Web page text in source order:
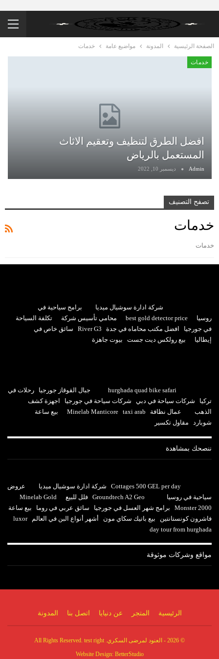
الصفحة الرئيسية المدونة مواضيع عامة خدمات
خدمات
افضل الطرق لتنظيف وتعقيم الاثاث
المستعمل بالرياض
Admin ديسمبر 10, 2022
تصفح التصنيف
خدمات
خدمات
شركة ادارة سوشيال ميديا
برامج سياحية في
روسيا
best gold detector price محامي تأسيس شركة
تكلفة السياحة
في جورجيا
افضل مكتب محاماه في جدة River G3
سائق خاص في
إيطاليا
بيع رولكس ديت جست بيوت جاهزة
hurghada quad bike safari جبال القوقاز جورجيا
رحلات في
تركيا
شركات سياحة في دبي شركات سياحة في جورجيا
اجهزة كشف
الذهب
عمال نظافة Minelab Manticore taxi arab
بيع ساعة
شوبارد
مقاول تكسير
ننصحك بمشاهدة
Cottages 500 GEL per day شركة ادارة سوشيال ميديا
عروض
سياحية في روسيا
Groundtech A2 Geo فلل للبيع
Minelab Gold
Monster 2000
برامج شهر العسل في جورجيا سائق عربي في روما
بيع ساعة
فاشرون كونستانتين
بيع باتيك سكاي مون أشهر أنواع البن في العالم
luxor
day tour from hurghada
مواقع وشركات موثوقة
الرئيسية المتجر عن دنيايا اتصل بنا المدونة
© 2026 - العنود لمرضى السكري. All Rights Reserved. test right
Website Design: BetterStudio